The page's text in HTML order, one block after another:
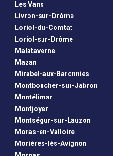
Les Vans
Livron-sur-Drôme
Loriol-du-Comtat
Loriol-sur-Drôme
Malataverne
Mazan
Mirabel-aux-Baronnies
Montboucher-sur-Jabron
Montélimar
Montjoyer
Montségur-sur-Lauzon
Moras-en-Valloire
Morières-lès-Avignon